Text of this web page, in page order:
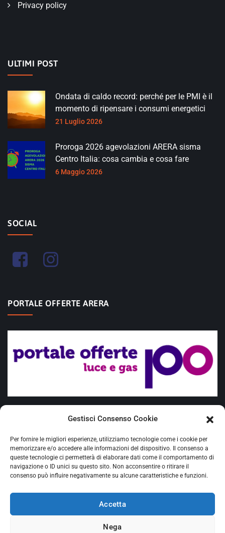
Gestisci Consenso Cookie
Per fornire le migliori esperienze, utilizziamo tecnologie come i cookie per
memorizzare e/o accedere alle informazioni del dispositivo. Il consenso a
queste tecnologie ci permetterà di elaborare dati come il comportamento di
navigazione o ID unici su questo sito. Non acconsentire o ritirare il
consenso può influire negativamente su alcune caratteristiche e funzioni.
Accetta
Nega
Privacy policy
ULTIMI POST
Ondata di caldo record: perché per le PMI è il
momento di ripensare i consumi energetici
21 Luglio 2026
Proroga 2026 agevolazioni ARERA sisma
Centro Italia: cosa cambia e cosa fare
6 Maggio 2026
SOCIAL
PORTALE OFFERTE ARERA
Requisiti Cliente vulnerabile
Ciclone Harry - delibera Arera 20/2026/R/COM